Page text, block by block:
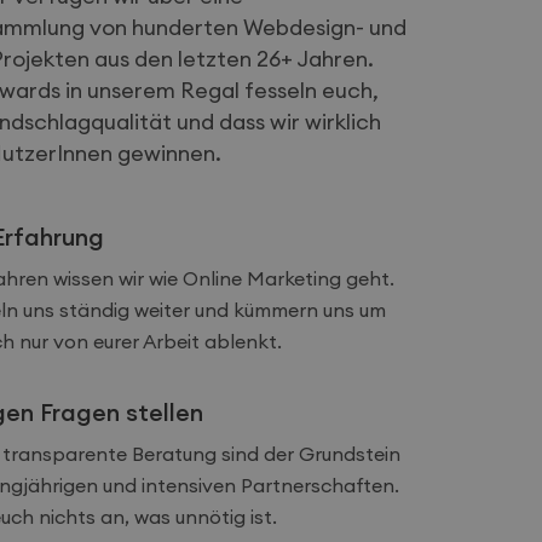
von hunderten Webdesign- und
aus den letzten 26+ Jahren.
in unserem Regal fesseln euch,
und dass wir wirklich
gewinnen.
wissen wir wie Online Marketing geht.
uns ständig weiter und kümmern uns um
nur von eurer Arbeit ablenkt.
Fragen stellen
transparente Beratung sind der Grundstein
und intensiven Partnerschaften.
nichts an, was unnötig ist.
Dies ist eine
von
zu
ID
Site enthalten
für
Sitzungsstatus